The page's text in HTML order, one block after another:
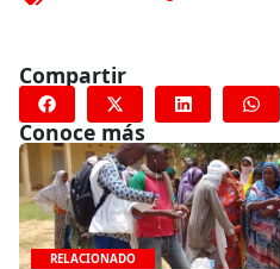
Compartir
Conoce más
RELACIONADO